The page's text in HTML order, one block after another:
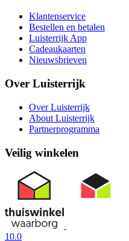
Klantenservice
Bestellen en betalen
Luisterrijk App
Cadeaukaarten
Nieuwsbrieven
Over Luisterrijk
Over Luisterrijk
About Luisterrijk
Partnerprogramma
Veilig winkelen
10.0